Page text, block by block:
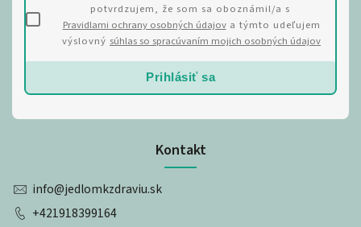
Kontakt
info@jedlomkzdraviu.sk
+421918399164
potvrdzujem, že som sa oboznámil/a s
Pravidlami ochrany osobných údajova týmto udeľujem
výslovný súhlas so spracúvaním mojich osobných údajov
Prihlásiť sa